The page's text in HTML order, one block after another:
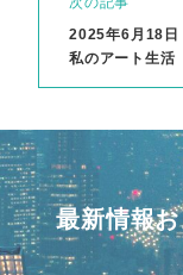
2025年6月18日
私のアート生活
最新情報